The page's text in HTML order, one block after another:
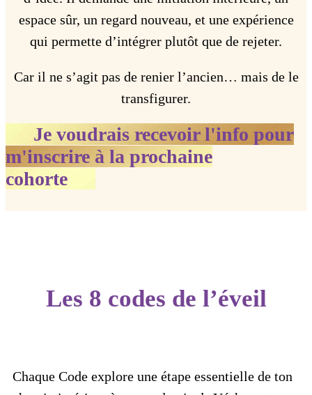
espace sûr, un regard nouveau, et une expérience
qui permette d’intégrer plutôt que de rejeter.
Car il ne s’agit pas de renier l’ancien… mais de le
transfigurer.
Je voudrais recevoir l'info pour
m'inscrire à la prochaine
cohorte
Les 8 codes de l’éveil
Chaque Code explore une étape essentielle de ton